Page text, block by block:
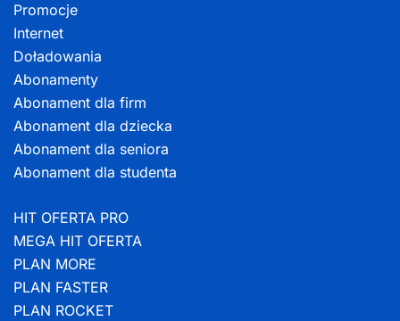
Promocje
Internet
Doładowania
Abonamenty
Abonament dla firm
Abonament dla dziecka
Abonament dla seniora
Abonament dla studenta
HIT OFERTA PRO
MEGA HIT OFERTA
PLAN MORE
PLAN FASTER
PLAN ROCKET